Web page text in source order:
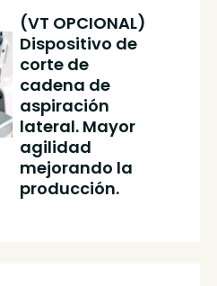
(VT OPCIONAL)
Dispositivo de
corte de
cadena de
aspiración
lateral. Mayor
agilidad
mejorando la
producción.